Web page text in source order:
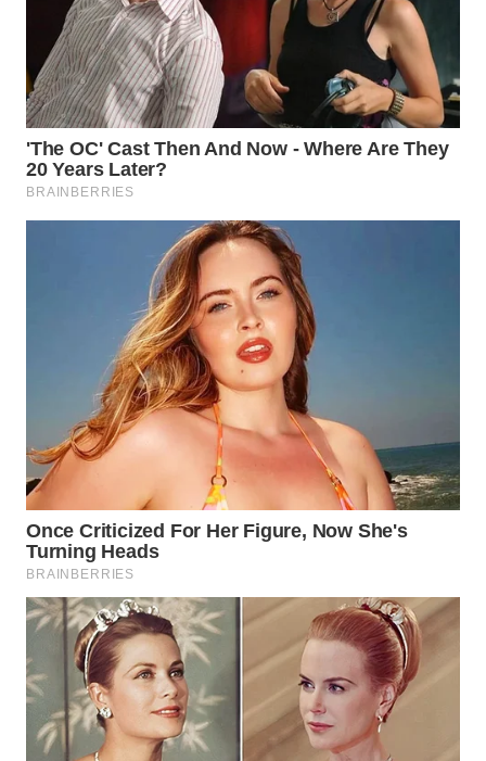
WN
PRIANGAN
TIMUR
WN
SEMARANG
WN
SOLO
MADURA
WN
SURABAYA
NATUNA
WN
BINTAN
WN
MANDALIKA